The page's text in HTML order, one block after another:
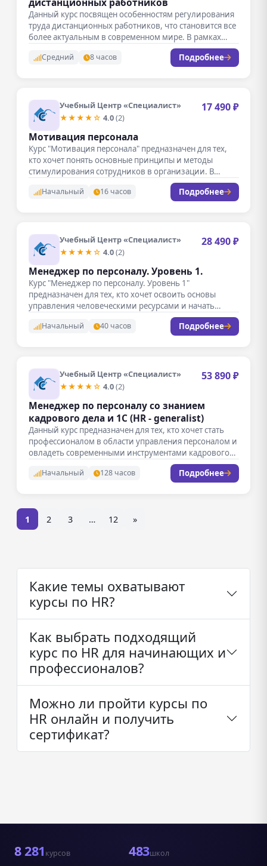
Данный курс посвящен особенностям регулирования
труда дистанционных работников, что становится все
более актуальным в современном мире. В рамках…
Средний 8 часов Подробнее
Учебный Центр «Специалист»
★★★★☆ 4.0(2)
17 490 ₽
Мотивация персонала
Курс "Мотивация персонала" предназначен для тех,
кто хочет понять основные принципы и методы
стимулирования сотрудников в организации. В…
Начальный 16 часов Подробнее
Учебный Центр «Специалист»
★★★★☆ 4.0(2)
28 490 ₽
Менеджер по персоналу. Уровень 1.
Курс "Менеджер по персоналу. Уровень 1"
предназначен для тех, кто хочет освоить основы
управления человеческими ресурсами и начать…
Начальный 40 часов Подробнее
Учебный Центр «Специалист»
★★★★☆ 4.0(2)
53 890 ₽
Менеджер по персоналу со знанием
кадрового дела и 1С (HR - generalist)
Данный курс предназначен для тех, кто хочет стать
профессионалом в области управления персоналом и
овладеть современными инструментами кадрового…
Начальный 128 часов Подробнее
1 2 3 … 12 »
Какие темы охватывают
курсы по HR?
Как выбрать подходящий
курс по HR для начинающих и
профессионалов?
Можно ли пройти курсы по
HR онлайн и получить
сертификат?
8 281 курсов 483школ